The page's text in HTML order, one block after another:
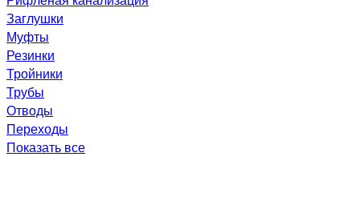
Заглушки
Муфты
Резинки
Тройники
Трубы
Отводы
Переходы
Показать все